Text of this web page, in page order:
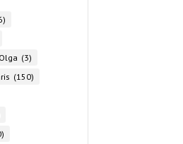
Olga (3)
(150)